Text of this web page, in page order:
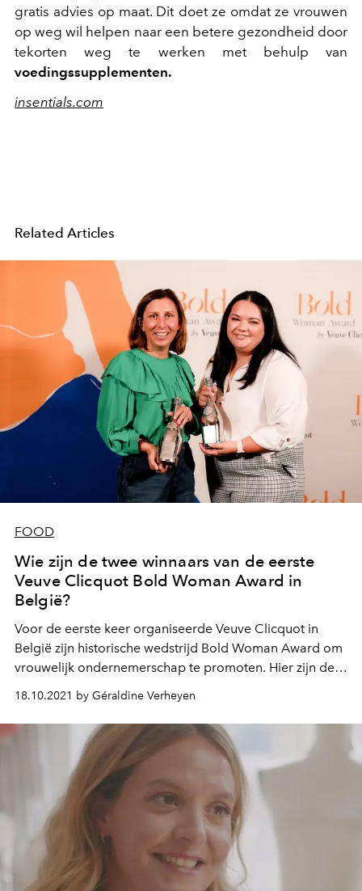
gratis advies op maat. Dit doet ze omdat ze vrouwen
op weg wil helpen naar een betere gezondheid door
tekorten weg te werken met behulp van
voedingssupplementen.
insentials.com
Related Articles
FOOD
Wie zijn de twee winnaars van de eerste
Veuve Clicquot Bold Woman Award in
België?
Voor de eerste keer organiseerde Veuve Clicquot in
België zijn historische wedstrijd Bold Woman Award om
vrouwelijk ondernemerschap te promoten. Hier zijn de
twee door de jury gekozen winnaars, voor elke
18.10.2021 by Géraldine Verheyen